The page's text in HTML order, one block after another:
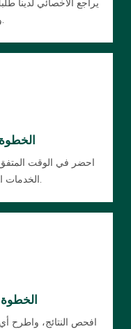
يراجع الأخصائي لدينا
ووقت تقديري.
الخطوة
احضر في الوقت
الخدمات القياسية في نفس اليوم.
الخطوة
افحص النتائج، واطرح